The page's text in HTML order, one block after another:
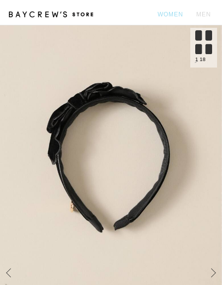
WOMEN MEN
1 18